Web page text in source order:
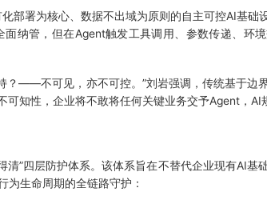
署为核心、数据不出域为原则的自主可控AI基础
纳管，但在Agent触发工具调用、参数传递、环
——不可见，亦不可控。”刘岩强调，传统基于边
知性，企业将不敢将任何关键业务交予Agent，AI
”四层防护体系。该体系旨在不替代企业现有AI基
为生命周期的全链路守护：